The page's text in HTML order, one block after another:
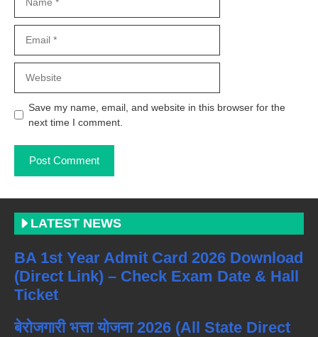
Save my name, email, and website in this browser for the
next time I comment.
LATEST NEWS
BA 1st Year Admit Card 2026 Download
(Direct Link) – Check Exam Date & Hall
Ticket
बेरोजगारी भत्ता योजना 2026 (All State Direct